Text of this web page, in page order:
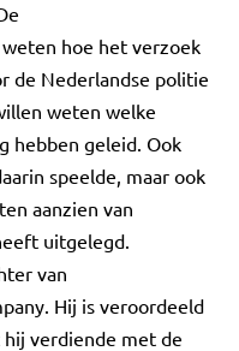
hoe het verzoek
de Nederlandse politie
weten welke
hebben geleid. Ook
speelde, maar ook
aanzien van
uitgelegd.
van
Hij is veroordeeld
verdiende met de